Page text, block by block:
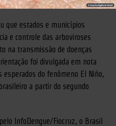
que estados e municípios
e controle das arboviroses
na transmissão de doenças
foi divulgada em nota
esperados do fenômeno El Niño,
a partir do segundo
InfoDengue/Fiocruz, o Brasil